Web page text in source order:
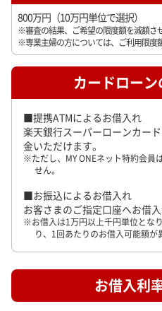
800万円（10万円単位で選択）
審査の結果、ご希望の限度額を減額さ
専業主婦の方については、ご利用限度
カードロー
提携ATMによるお借入れ
楽天銀行スーパーローンカー
金いただけます。
ただし、MY ONEネット特約会員
せん。
お振込によるお借入れ
お客さまのご指定口座へお借
お借入は1万円以上千円単位とな
り、1回あたりのお借入可能額が
お借入利